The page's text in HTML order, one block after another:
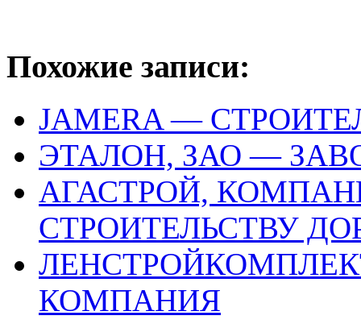
Похожие записи:
JAMERA —
ЭТАЛОН, ЗАО —
АГАСТРОЙ,
СТРОИТЕЛЬСТВУ
КОМПАНИЯ